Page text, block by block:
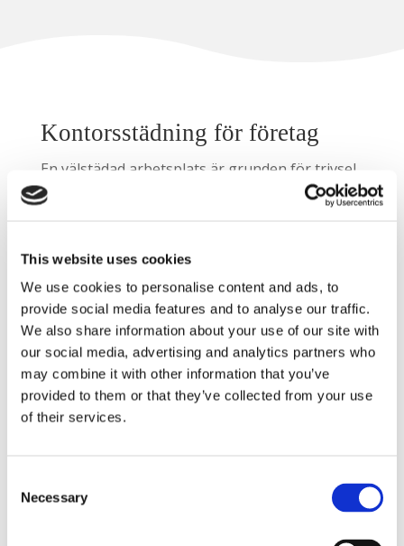
This website uses cookies
We use cookies to personalise content and ads, to
provide social media features and to analyse our traffic.
We also share information about your use of our site with
our social media, advertising and analytics partners who
may combine it with other information that you’ve
provided to them or that they’ve collected from your use
of their services.
Selection
Necessary
Kontorsstädning för företag
En välstädad arbetsplats är grunden för trivsel,
fokus och goda resultat. På StädCompaniet
erbjuder vi kontorsstädning för både små och
funktionell och välkomnande miljö där alla kan
Varje uppdrag planeras i nära dialog med er
som kund. Tillsammans ser vi till att städningen
passar era lokaler, rutiner och behov – på ett
sätt som förenklar vardagen och stärker
arbetsmiljön.
Har ni frågor eller vill ni ha en kostnadsfri